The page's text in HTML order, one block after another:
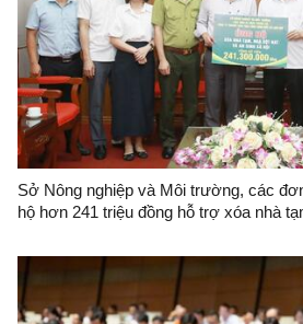
Sở Nông nghiệp và Môi trường, các
hộ hơn 241 triệu đồng hỗ trợ xóa nhà